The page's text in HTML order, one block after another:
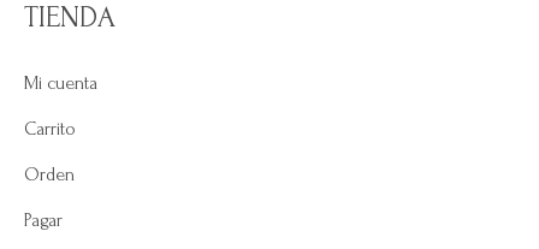
TIENDA
Mi cuenta
Carrito
Orden
Pagar